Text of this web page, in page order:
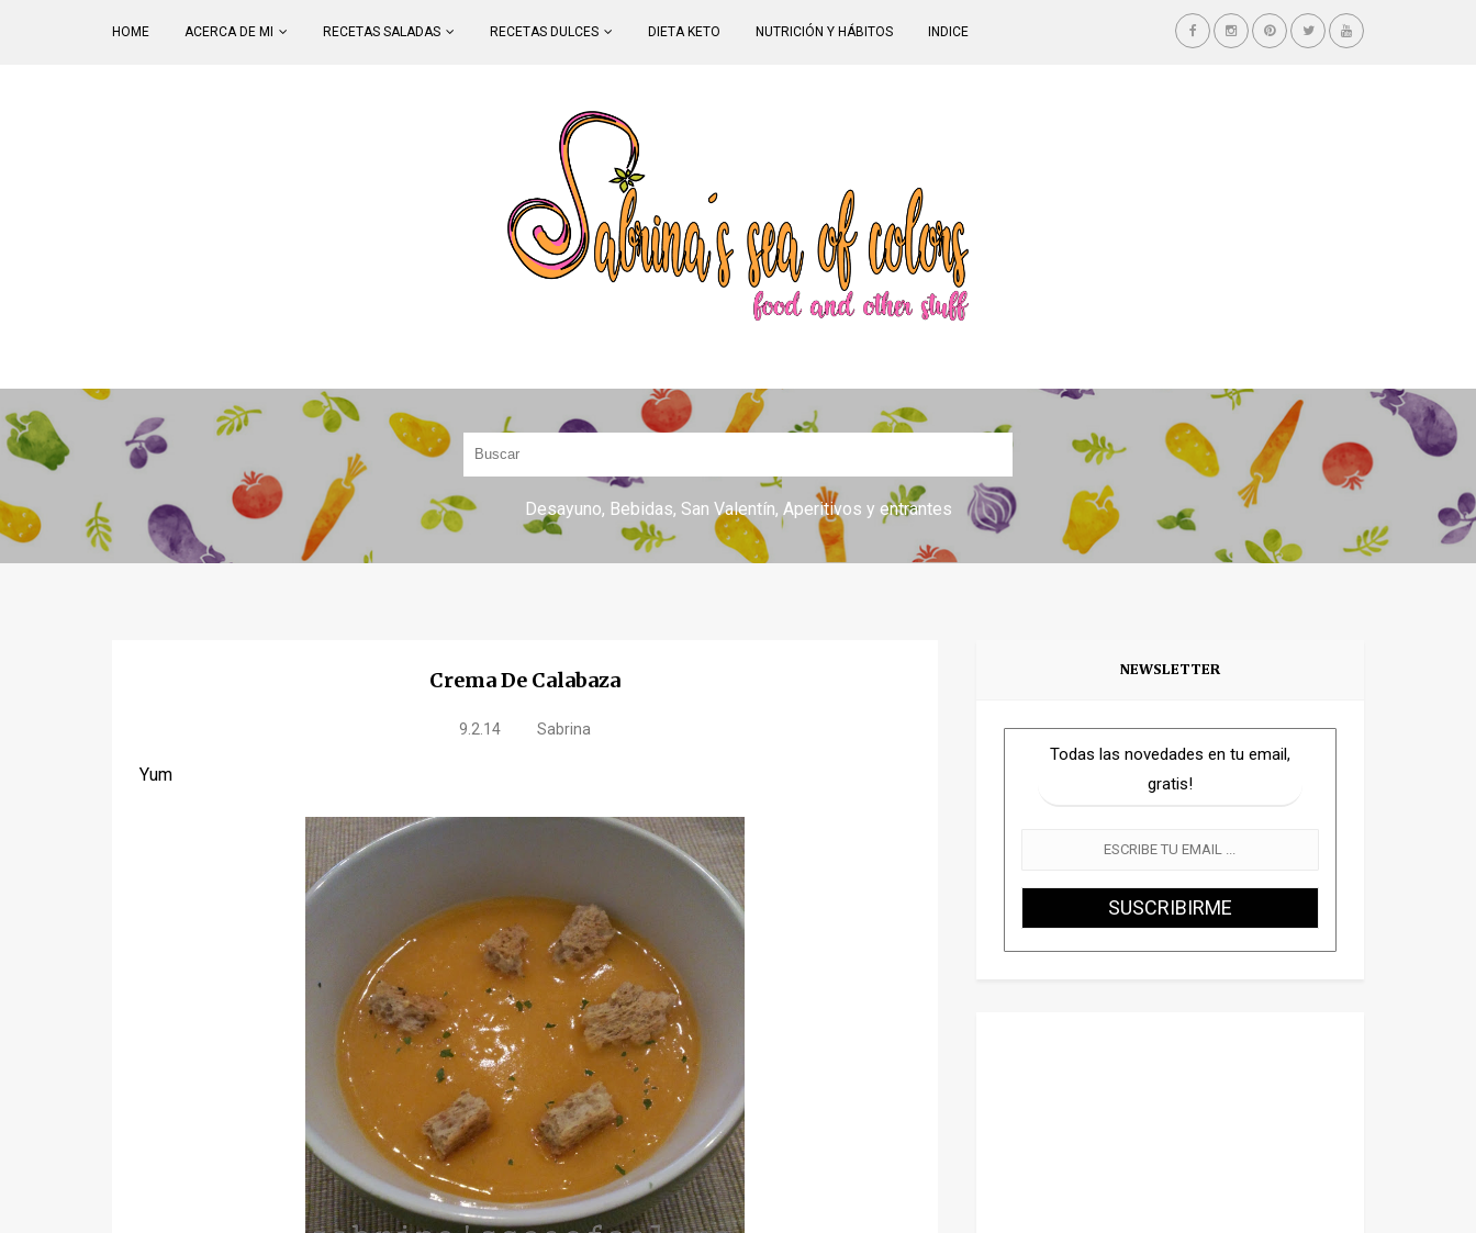
HOME ACERCA DE MI RECETAS SALADAS RECETAS DULCES DIETA KETO NUTRICIÓN Y HÁBITOS INDICE
Desayuno Bebidas San Valentín Aperitivos y entrantes
Crema De Calabaza
9.2.14 Sabrina
Yum
NEWSLETTER
Todas las novedades en tu email,
gratis!